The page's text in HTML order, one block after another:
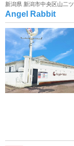
新潟県 新潟市中央区山二ツ
Angel Rabbit